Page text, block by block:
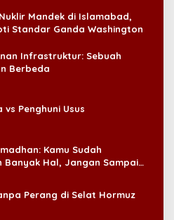
Mandek di Islamabad,
Standar Ganda Washington
Infrastruktur: Sebuah
Berbeda
vs Penghuni Usus
Kamu Sudah
Banyak Hal, Jangan Sampai
Perang di Selat Hormuz